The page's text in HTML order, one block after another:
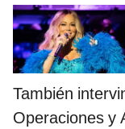
También
Operaciones y